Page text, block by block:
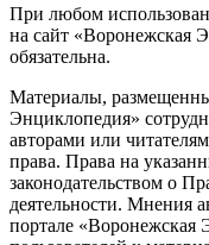
При любом
на сайт «Воронежская
обязательна.
Материалы,
Энциклопедия»
авторами или
права. Права на
законодательством о
деятельности. Мнения
портале «Воронежская